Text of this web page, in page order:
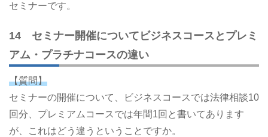
セミナーです。
14 セミナー開催についてビジネスコースとプレミ
アム・プラチナコースの違い
【質問】
セミナーの開催について、ビジネスコースでは法律相談10
回分、プレミアムコースでは年間1回と書いてあります
が、これはどう違うということですか。